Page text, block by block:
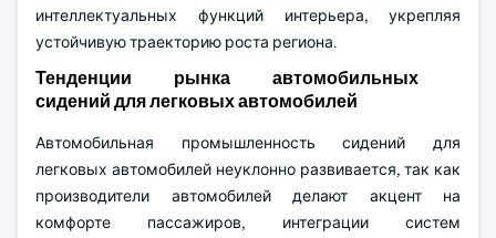
интеллектуальных функций интерьера, укрепляя
устойчивую траекторию роста региона.
Тенденции рынка автомобильных
сидений для легковых автомобилей
Автомобильная промышленность сидений для
легковых автомобилей неуклонно развивается, так как
производители автомобилей делают акцент на
комфорте пассажиров, интеграции систем